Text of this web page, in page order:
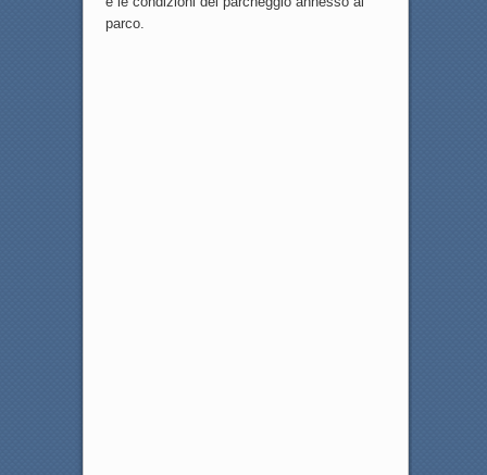
parco.